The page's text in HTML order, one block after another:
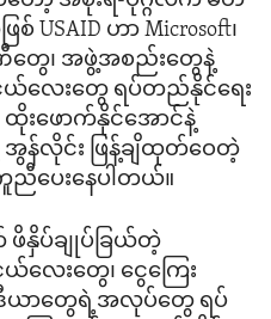
USAID ဟာ Microsoft၊
ဏီတွေ၊ အဖွဲ့အစည်းတွေနဲ့
ငယ်လေးတွေ ရပ်တည်နိုင်ရေး
ထိုးဖောက်နိုင်အောင်နဲ့
အွန်လိုင်း ဖြန့်ချိထုတ်ဝေတဲ့
ကူညီပေးနေပါတယ်။
နှိပ်ချုပ်ခြယ်တဲ့
ေးတွေ၊ ငွေကြေး
ာတွေရဲ့အလုပ်တွေ ရပ်